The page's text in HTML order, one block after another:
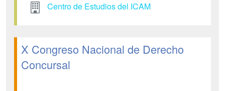
Centro de Estudios del ICAM
X Congreso Nacional de Derecho
Concursal